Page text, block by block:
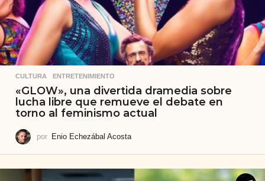
CULTURA ,ENTRETENIMIENTO
«GLOW», una divertida dramedia sobre
lucha libre que remueve el debate en
torno al feminismo actual
por Enio Echezábal Acosta